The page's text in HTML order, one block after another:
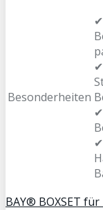
Besonderheiten
BAY® BOXSET